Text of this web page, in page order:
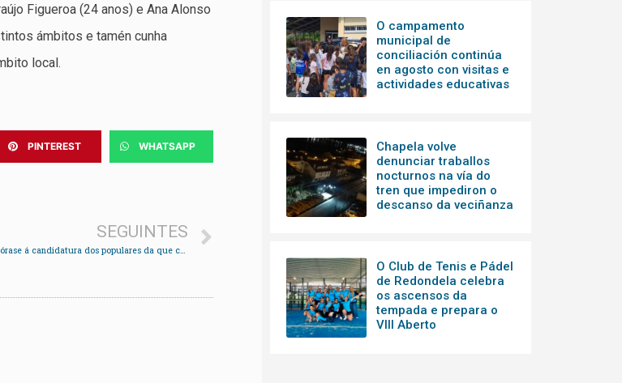
Figueroa (24 anos) e Ana Alonso
ámbitos e tamén cunha
local.
PINTEREST WHATSAPP
SEGUINTES
Mougán incorpórase á candidatura dos populares da que caen Julio Alonso e Herminda Quelle
O campamento
municipal de
conciliación continúa
en agosto con visitas e
actividades educativas
Chapela volve
denunciar traballos
nocturnos na vía do
tren que impediron o
descanso da veciñanza
O Club de Tenis e Pádel
de Redondela celebra
os ascensos da
tempada e prepara o
VIII Aberto